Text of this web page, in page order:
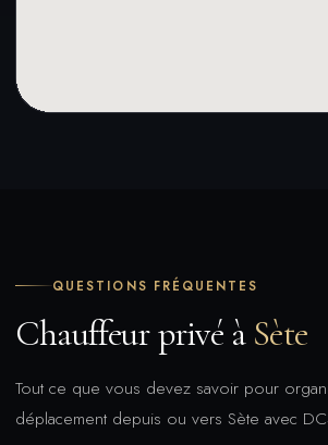
QUESTIONS FRÉQUENTES
Chauffeur privé à Sète
Tout ce que vous devez savoir pour
déplacement depuis ou vers Sète avec